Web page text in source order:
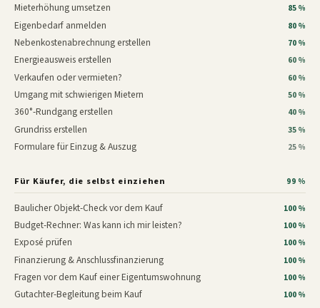
Mieterhöhung umsetzen 85 %
Eigenbedarf anmelden 80 %
Nebenkostenabrechnung erstellen 70 %
Energieausweis erstellen 60 %
Verkaufen oder vermieten? 60 %
Umgang mit schwierigen Mietern 50 %
360°-Rundgang erstellen 40 %
Grundriss erstellen 35 %
Formulare für Einzug & Auszug 25 %
Für Käufer, die selbst einziehen 99 %
Baulicher Objekt-Check vor dem Kauf 100 %
Budget-Rechner: Was kann ich mir leisten? 100 %
Exposé prüfen 100 %
Finanzierung & Anschlussfinanzierung 100 %
Fragen vor dem Kauf einer Eigentumswohnung 100 %
Gutachter-Begleitung beim Kauf 100 %